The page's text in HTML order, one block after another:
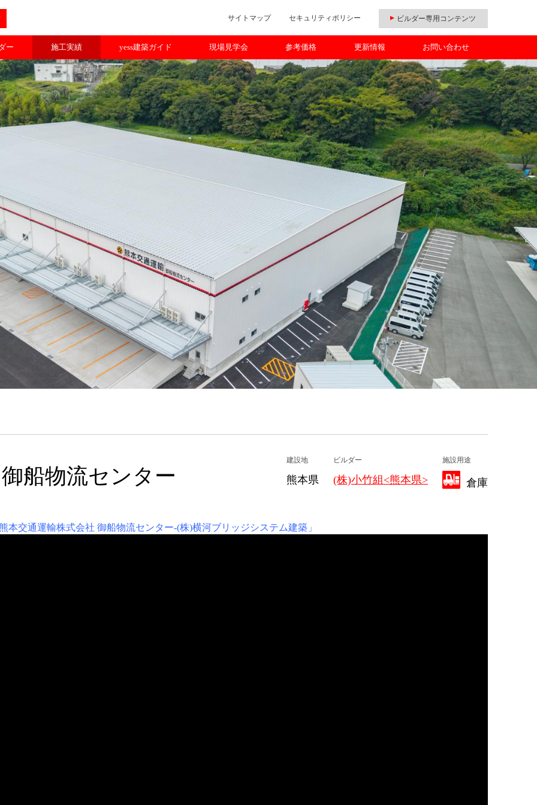
サイトマップ セキュリティポリシー ビルダー専用コンテンツ
ー 施工実績 yess建築ガイド 現場見学会 参考価格 更新情報 お問い合わせ
船物流センター
建設地
熊本県
ビルダー
(株)小竹組<熊本県>
施設用途
倉庫
本交通運輸株式会社 御船物流センター-(株)横河ブリッジシステム建築」